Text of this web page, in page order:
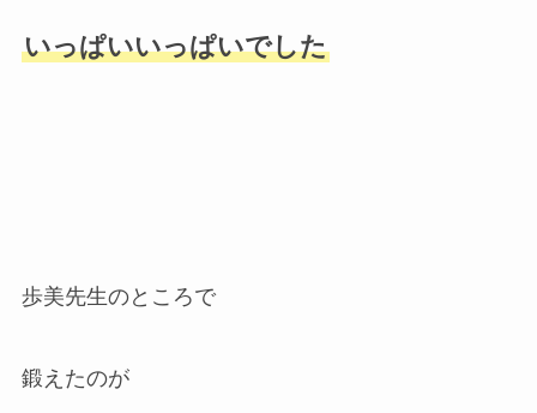
いっぱいいっぱいでした
歩美先生のところで
鍛えたのが